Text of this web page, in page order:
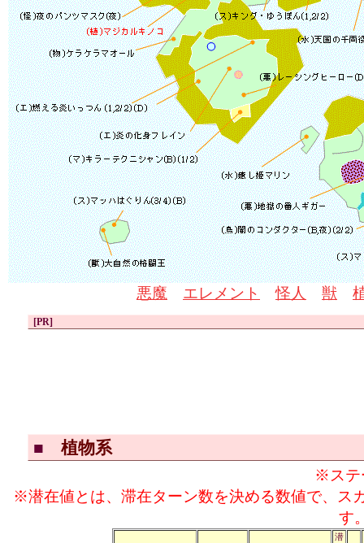
悪魔 エレメント 怪人 獣
[PR]
■ 植物系
※ステ
※潜在値とは、滞在ターン数を決める数値で、ス
す
潜